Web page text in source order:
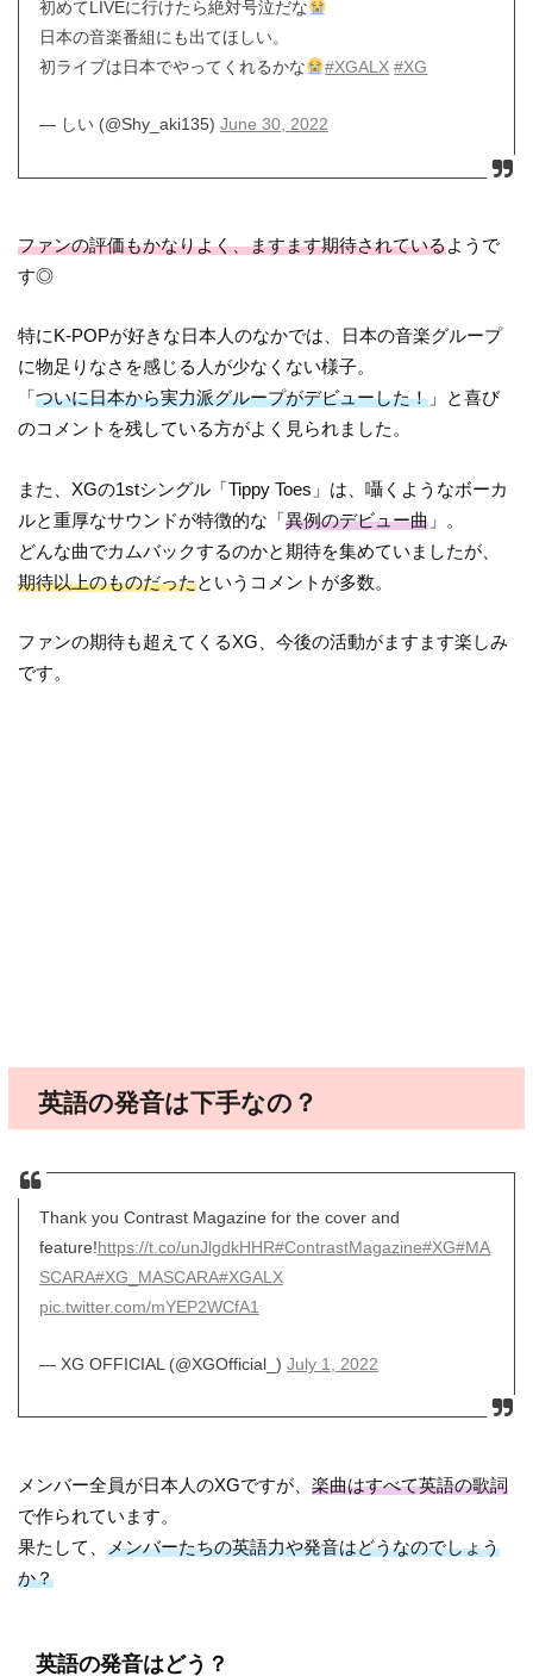
初めてLIVEに行けたら絶対号泣だな
日本の音楽番組にも出てほしい。
初ライブは日本でやってくれるかな
#XGALX #XG
— しい (@Shy_aki135) June 30, 2022
ファンの評価もかなりよく、ますます期待されているようで
す◎
特にK-POPが好きな日本人のなかでは、日本の音楽グループ
に物足りなさを感じる人が少なくない様子。
「ついに日本から実力派グループがデビューした！ 」と喜び
のコメントを残している方がよく見られました。
また、XGの1stシングル「Tippy Toes」は、囁くようなボーカ
ルと重厚なサウンドが特徴的な「異例のデビュー曲 」。
どんな曲でカムバックするのかと期待を集めていましたが、
期待以上のものだったというコメントが多数。
ファンの期待も超えてくるXG、今後の活動がますます楽しみ
です。
英語の発音は下手なの？
Thank you Contrast Magazine for the cover and
feature!https://t.co/unJlgdkHHR#ContrastMagazine#XG#MA
SCARA#XG_MASCARA#XGALX
pic.twitter.com/mYEP2WCfA1
— XG OFFICIAL (@XGOfficial_) July 1, 2022
メンバー全員が日本人のXGですが、楽曲はすべて英語の歌詞
で作られています。
果たして、メンバーたちの英語力や発音はどうなのでしょう
か？
英語の発音はどう？